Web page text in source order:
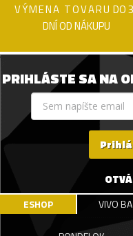
VÝMENA TOVARU DO
DNÍ OD NÁKUPU
PRIHLÁSTE SA NA
ESHOP VIVO BA